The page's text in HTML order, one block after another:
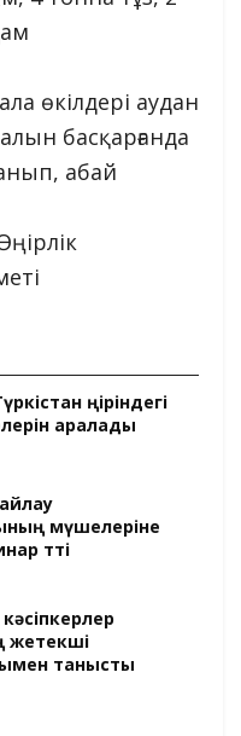
өкілдері аудан
басқарғанда
абай
өңіріндегі
аралады
мүшелеріне
өтті
жетекші
танысты